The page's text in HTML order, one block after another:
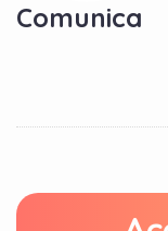
Comunica